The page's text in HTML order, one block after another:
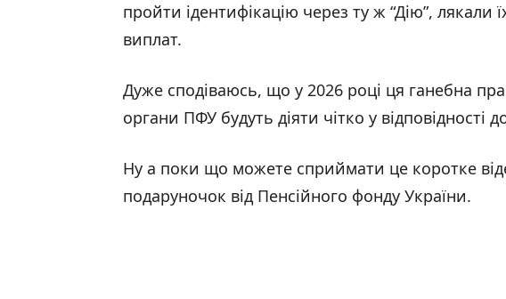
пройти ідентифікацію через ту ж “Дію”,
виплат.
Дуже сподіваюсь, що у 2026 році ця ганебна
органи ПФУ будуть діяти чітко у відповідності
Ну а поки що можете сприймати це коротке
подаруночок від Пенсійного фонду України.